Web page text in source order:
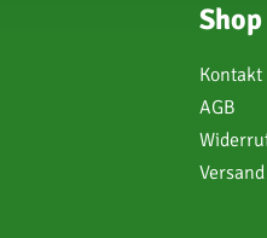
Kontakt
AGB